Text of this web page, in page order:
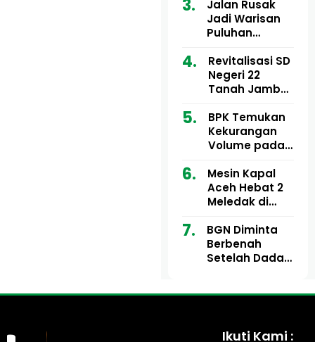
Motor Imum
Gampong, Uji
Nyali APH
Bermain di
Balik Rp250
Ribu
Jalan Rusak
Jadi Warisan
Puluhan
dan Tgk
Muharuddin
Kini Didesak
Revitalisasi SD
Negeri 22
Tanah Jambo
Miliar Tuai
Sorotan, Publik
Pertanyakan
Anggaran
BPK Temukan
Kekurangan
Volume pada
Aceh Utara
Tahun 2024,
Pengembalian
Sepenuhnya
Tuntas
Mesin Kapal
Aceh Hebat 2
Meledak di
Ulee Lheue, 14
Orang Derita
Luka Bakar
BGN Diminta
Berbenah
Setelah Dadan
Ikuti Kami :